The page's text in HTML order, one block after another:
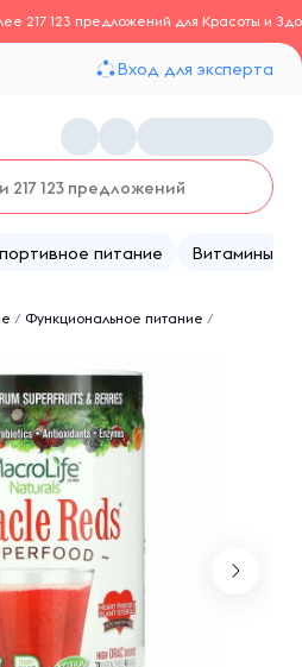
217 123 предложений для Красоты и
Вход для эксперта
питание Витамины
/ Функциональное питание /